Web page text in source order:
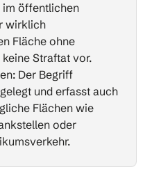
im öffentlichen
wirklich
Fläche ohne
Straftat vor.
Der Begriff
und erfasst auch
Flächen wie
oder